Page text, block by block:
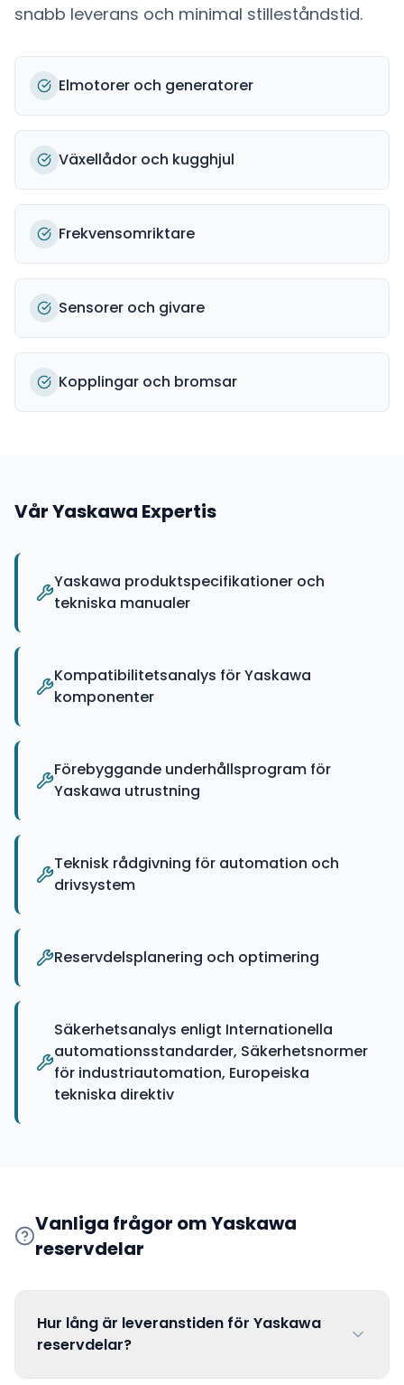
snabb leverans och minimal stilleståndstid.
Elmotorer och generatorer
Växellådor och kugghjul
Frekvensomriktare
Sensorer och givare
Kopplingar och bromsar
VårYaskawa Expertis
Yaskawa produktspecifikationer och
tekniska manualer
Kompatibilitetsanalys för Yaskawa
komponenter
Förebyggande underhållsprogram för
Yaskawa utrustning
Teknisk rådgivning för automation och
drivsystem
Reservdelsplanering och optimering
Säkerhetsanalys enligt Internationella
automationsstandarder, Säkerhetsnormer
för industriautomation, Europeiska
tekniska direktiv
Vanliga frågor omYaskawa
reservdelar
Hur lång är leveranstiden för Yaskawa
reservdelar?